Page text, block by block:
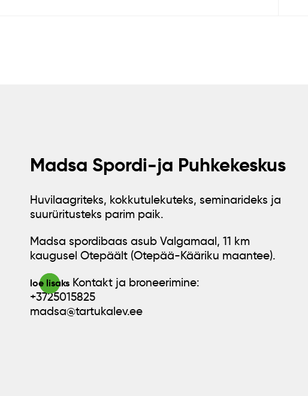
Madsa Spordi-ja Puhkekeskus
Huvilaagriteks, kokkutulekuteks, seminarideks ja
suurüritusteks parim paik.
Madsa spordibaas asub Valgamaal, 11 km
kaugusel Otepäält (Otepää-Kääriku maantee).
loe lisaks Kontakt ja broneerimine:
+3725015825
madsa@tartukalev.ee